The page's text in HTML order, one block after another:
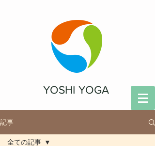
YOSHI YOGA
記事
全ての記事